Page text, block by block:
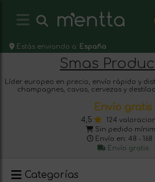
Estás enviando a: España
Smas
Líder europeo en precio, envío rápido y
champagnes, cavas, cervezas y
Envío gratis
4,5
124
Sin pedido
Envío en: 48 - 168
Envío gratis
Categorías